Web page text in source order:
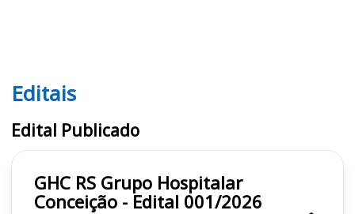
Editais GHC RS
Editais
Edital Publicado
GHC RS Grupo Hospitalar
Conceição - Edital 001/2026